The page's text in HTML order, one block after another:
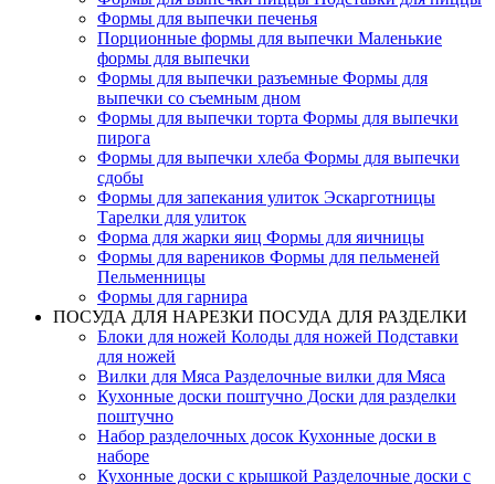
Формы для выпечки печенья
Порционные формы для выпечки Маленькие
формы для выпечки
Формы для выпечки разъемные Формы для
выпечки со съемным дном
Формы для выпечки торта Формы для выпечки
пирога
Формы для выпечки хлеба Формы для выпечки
cдобы
Формы для запекания улиток Эскарготницы
Тарелки для улиток
Форма для жарки яиц Формы для яичницы
Формы для вареников Формы для пельменей
Пельменницы
Формы для гарнира
ПОСУДА ДЛЯ НАРЕЗКИ ПОСУДА ДЛЯ РАЗДЕЛКИ
Блоки для ножей Колоды для ножей Подставки
для ножей
Вилки для Мяса Разделочные вилки для Мяса
Кухонные доски поштучно Доски для разделки
поштучно
Набор разделочных досок Кухонные доски в
наборе
Кухонные доски с крышкой Разделочные доски с